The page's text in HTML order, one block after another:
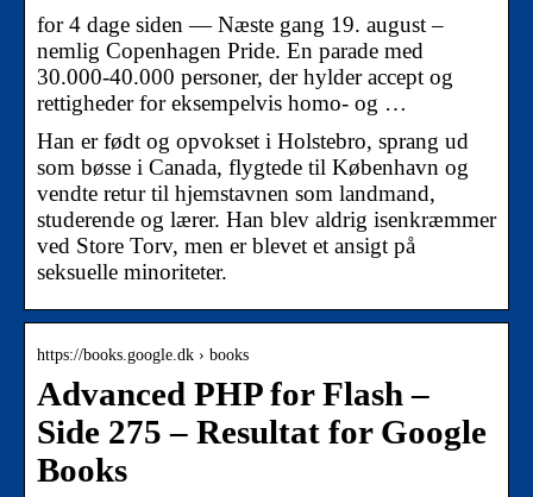
for 4 dage siden — Næste gang 19. august –
nemlig Copenhagen Pride. En parade med
30.000-40.000 personer, der hylder accept og
rettigheder for eksempelvis homo- og …
Han er født og opvokset i Holstebro, sprang ud
som bøsse i Canada, flygtede til København og
vendte retur til hjemstavnen som landmand,
studerende og lærer. Han blev aldrig isenkræmmer
ved Store Torv, men er blevet et ansigt på
seksuelle minoriteter.
https://books.google.dk › books
Advanced PHP for Flash –
Side 275 – Resultat for Google
Books